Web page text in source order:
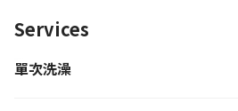
Services
單次洗澡